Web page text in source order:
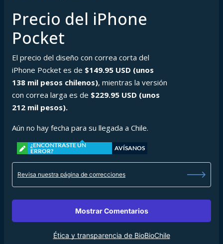
Precio del iPhone
Pocket
El precio del diseño con correa corta del
iPhone Pocket es de $149.95 USD (unos
138 mil pesos chilenos), mientras la versión
con correa larga es de $229.95 USD (unos
212 mil pesos).
Aún no hay fecha para su llegada a Chile.
¿ENCONTRASTE UN
ERROR?
AVÍSANOS
Revisa nuestra página de correcciones
Mostrar Comentarios
Ética y transparencia de BioBioChile